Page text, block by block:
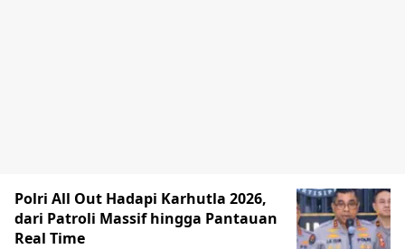
Polri All Out Hadapi Karhutla 2026,
dari Patroli Massif hingga Pantauan
Real Time